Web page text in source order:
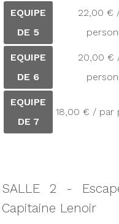
EQUIPE
DE 5
22,00 €
EQUIPE
DE 6
20,00 €
EQUIPE
DE 7
18,00 € / par
SALLE 2 -
Capitaine Lenoir